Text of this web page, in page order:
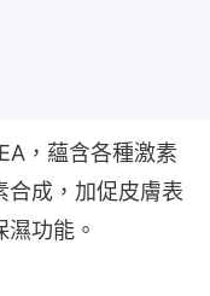
，蘊含各種激素
合成，加促皮膚表
功能。